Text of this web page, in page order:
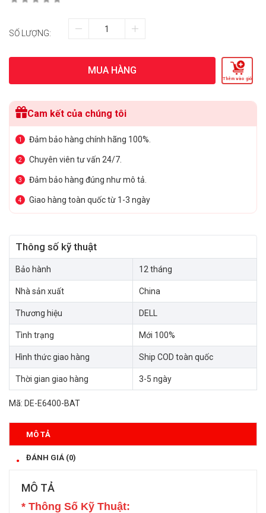
SỐ LƯỢNG:
MUA HÀNG
Thêm vào giỏ
Cam kết của chúng tôi
1 Đảm bảo hàng chính hãng 100%.
2 Chuyên viên tư vấn 24/7.
3 Đảm bảo hàng đúng như mô tả.
4 Giao hàng toàn quốc từ 1-3 ngày
Thông số kỹ thuật
Bảo hành 12 tháng
Nhà sản xuất China
Thương hiệu DELL
Tình trạng Mới 100%
Hình thức giao hàng Ship COD toàn quốc
Thời gian giao hàng 3-5 ngày
Mã: DE-E6400-BAT
MÔ TẢ
ĐÁNH GIÁ (0)
MÔ TẢ
* Thông Số Kỹ Thuật: